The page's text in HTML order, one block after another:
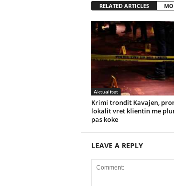
RELATED ARTICLES
Aktualitet
Krimi trondit Kavajen,
lokalit vret klientin me
pas koke
LEAVE A REPLY